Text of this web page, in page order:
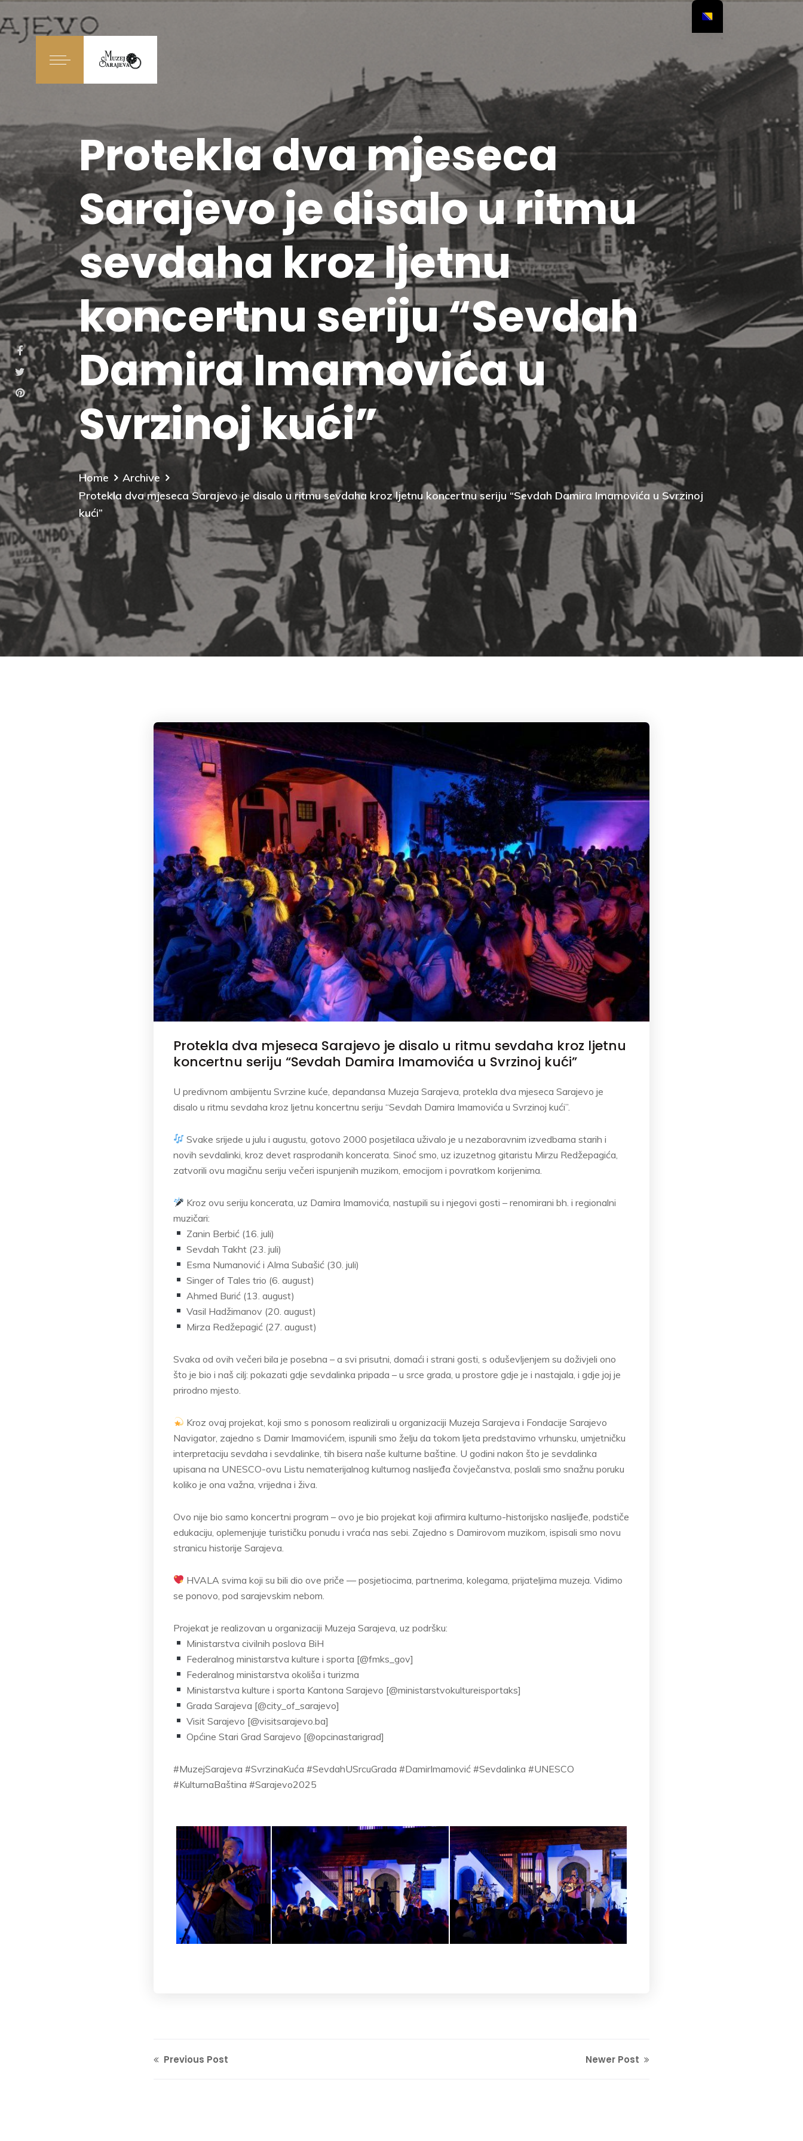
Protekla dva mjeseca
Sarajevo je disalo u ritmu
sevdaha kroz ljetnu
koncertnu seriju “Sevdah
Damira Imamovića u
Svrzinoj kući”
Home
Archive
Protekla dva mjeseca Sarajevo je disalo u ritmu sevdaha kroz ljetnu koncertnu seriju “Sevdah Damira Imamovića u Svrzinoj
kući”
Protekla dva mjeseca Sarajevo je disalo u ritmu sevdaha kroz ljetnu
koncertnu seriju “Sevdah Damira Imamovića u Svrzinoj kući”
U predivnom ambijentu Svrzine kuće, depandansa Muzeja Sarajeva, protekla dva mjeseca Sarajevo je
disalo u ritmu sevdaha kroz ljetnu koncertnu seriju “Sevdah Damira Imamovića u Svrzinoj kući”.
Svake srijede u julu i augustu, gotovo 2000 posjetilaca uživalo je u nezaboravnim izvedbama starih i
novih sevdalinki, kroz devet rasprodanih koncerata. Sinoć smo, uz izuzetnog gitaristu Mirzu Redžepagića,
zatvorili ovu magičnu seriju večeri ispunjenih muzikom, emocijom i povratkom korijenima.
Kroz ovu seriju koncerata, uz Damira Imamovića, nastupili su i njegovi gosti – renomirani bh. i regionalni
muzičari:
Zanin Berbić (16. juli)
Sevdah Takht (23. juli)
Esma Numanović i Alma Subašić (30. juli)
Singer of Tales trio (6. august)
Ahmed Burić (13. august)
Vasil Hadžimanov (20. august)
Mirza Redžepagić (27. august)
Svaka od ovih večeri bila je posebna – a svi prisutni, domaći i strani gosti, s oduševljenjem su doživjeli ono
što je bio i naš cilj: pokazati gdje sevdalinka pripada – u srce grada, u prostore gdje je i nastajala, i gdje joj je
prirodno mjesto.
Kroz ovaj projekat, koji smo s ponosom realizirali u organizaciji Muzeja Sarajeva i Fondacije Sarajevo
Navigator, zajedno s Damir Imamovićem, ispunili smo želju da tokom ljeta predstavimo vrhunsku, umjetničku
interpretaciju sevdaha i sevdalinke, tih bisera naše kulturne baštine. U godini nakon što je sevdalinka
upisana na UNESCO-ovu Listu nematerijalnog kulturnog naslijeđa čovječanstva, poslali smo snažnu poruku
koliko je ona važna, vrijedna i živa.
Ovo nije bio samo koncertni program – ovo je bio projekat koji afirmira kulturno-historijsko naslijeđe, podstiče
edukaciju, oplemenjuje turističku ponudu i vraća nas sebi. Zajedno s Damirovom muzikom, ispisali smo novu
stranicu historije Sarajeva.
HVALA svima koji su bili dio ove priče — posjetiocima, partnerima, kolegama, prijateljima muzeja. Vidimo
se ponovo, pod sarajevskim nebom.
Projekat je realizovan u organizaciji Muzeja Sarajeva, uz podršku:
Ministarstva civilnih poslova BiH
Federalnog ministarstva kulture i sporta [@fmks_gov]
Federalnog ministarstva okoliša i turizma
Ministarstva kulture i sporta Kantona Sarajevo [@ministarstvokultureisportaks]
Grada Sarajeva [@city_of_sarajevo]
Visit Sarajevo [@visitsarajevo.ba]
Općine Stari Grad Sarajevo [@opcinastarigrad]
#MuzejSarajeva #SvrzinaKuća #SevdahUSrcuGrada #DamirImamović #Sevdalinka #UNESCO
#KulturnaBaština #Sarajevo2025
Previous Post Newer Post